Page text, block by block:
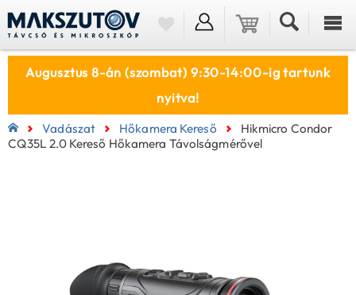
Augusztus 8-án (szombat) 9:30-14:00-ig tartunk
nyitva!
Vadászat Hőkamera Kereső
Hikmicro Condor
CQ35L 2.0 Kereső Hőkamera Távolságmérővel